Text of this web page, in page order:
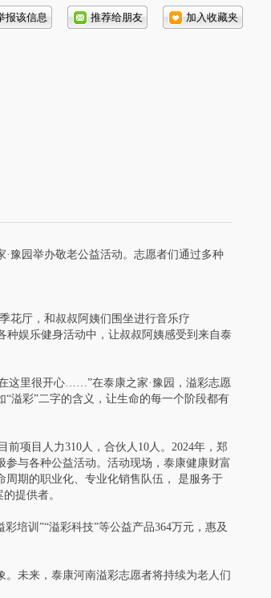
豫园举办敬老公益活动。志愿者们通过多种
花厅，和叔叔阿姨们围坐进行音乐疗
娱乐健身活动中，让叔叔阿姨感受到来自泰
这里很开心……”在泰康之家·豫园，溢彩志愿
溢彩”二字的含义，让生命的每一个阶段都有
项目人力310人，合伙人10人。2024年，郑
与各种公益活动。活动现场，泰康健康财富
期的职业化、专业化销售队伍， 是服务于
提供者。
培训”“溢彩科技”等公益产品364万元，惠及
未来，泰康河南溢彩志愿者将持续为老人们